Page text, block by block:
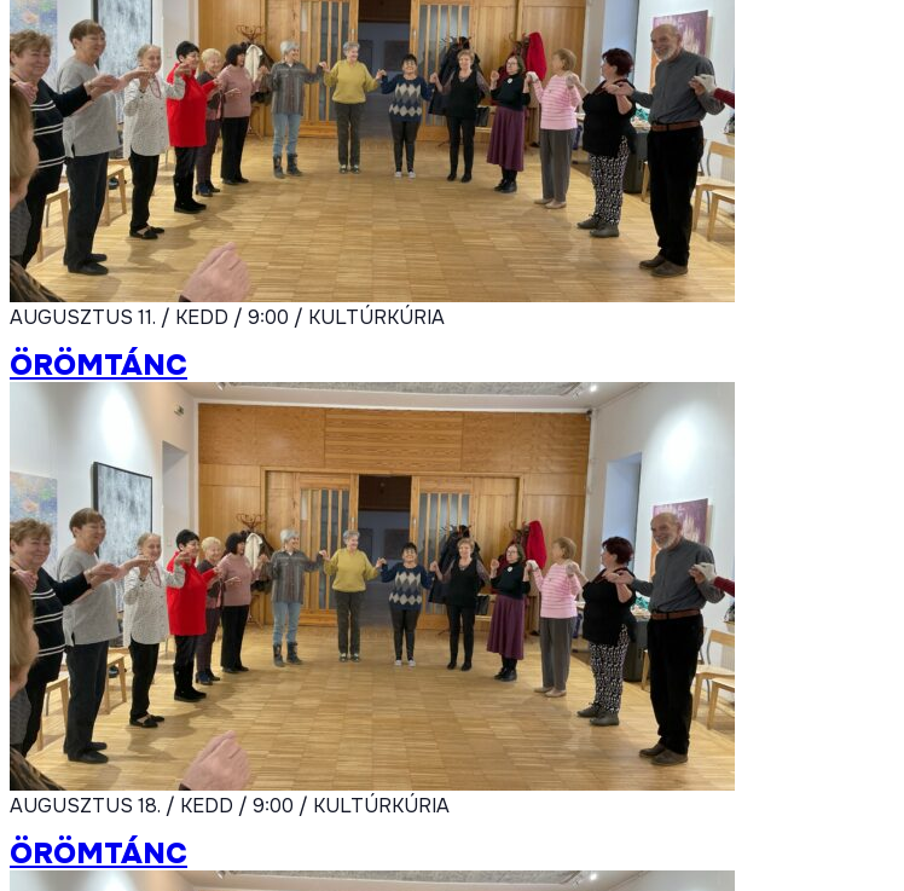
AUGUSZTUS 11. / KEDD / 9:00 / KULTÚRKÚRIA
ÖRÖMTÁNC
AUGUSZTUS 18. / KEDD / 9:00 / KULTÚRKÚRIA
ÖRÖMTÁNC